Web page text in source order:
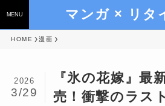
マンガ × リタ
MENU
HOME 漫画
『氷の花嫁』最
売！衝撃のラス
2026
3/29